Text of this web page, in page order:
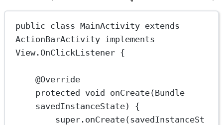
public class MainActivity extends
ActionBarActivity implements
View.OnClickListener {
@Override
protected void onCreate
savedInstanceState) {
super . onCreate(savedInstanceSt